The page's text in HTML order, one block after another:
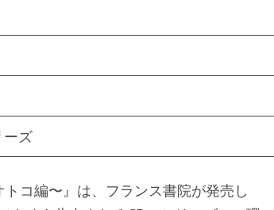
ーズ
コ編〜』は、フランス書院が発売し